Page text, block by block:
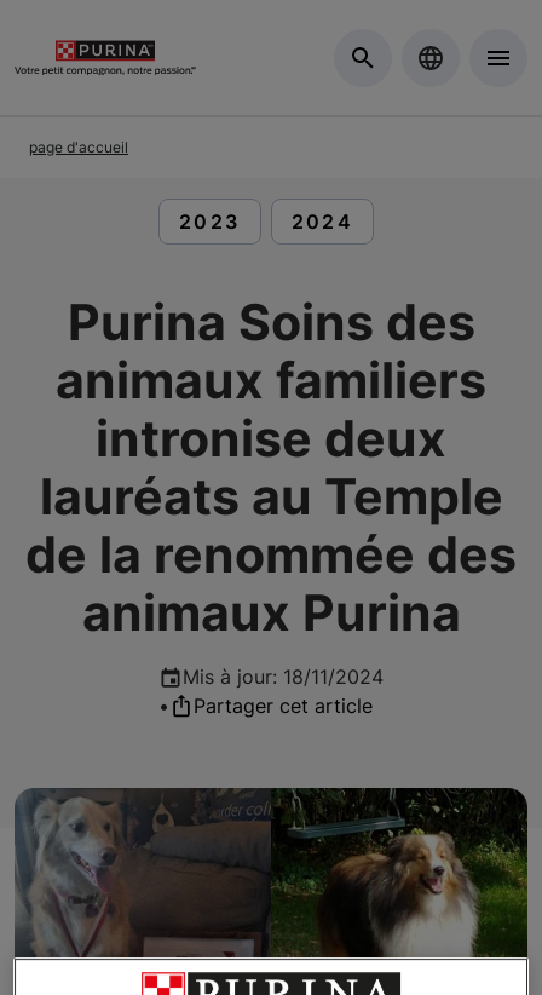
page d'accueil
LIRE DES ARTICLES À
2023 LIRE DES ARTICLES
2024
Purina Soins des
animaux familiers
intronise deux
lauréats au Temple
de la renommée des
animaux Purina
Mis à jour: 18/11/2024
•
Partager cet article